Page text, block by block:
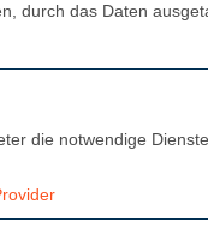
durch das Daten
die notwendige